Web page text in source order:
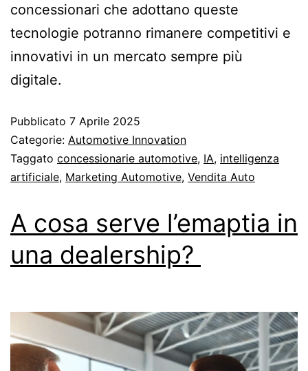
concessionari che adottano queste
tecnologie potranno rimanere competitivi e
innovativi in un mercato sempre più
digitale.
Pubblicato 7 Aprile 2025
Categorie: Automotive Innovation
Taggato concessionarie automotive, IA, intelligenza
artificiale, Marketing Automotive, Vendita Auto
A cosa serve l’emaptia in
una dealership?